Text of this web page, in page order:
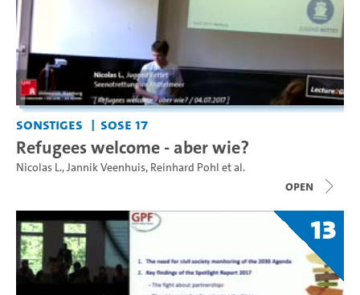
Sonstiges SoSe 17
Refugees welcome - aber wie?
Nicolas L.,Jannik Veenhuis, Reinhard Pohl et al.
open
13